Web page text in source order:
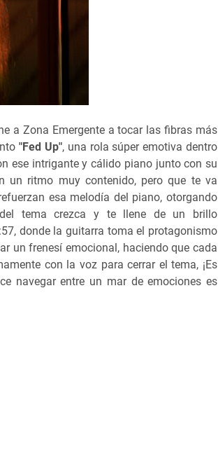
a Zona Emergente a tocar las fibras más
"Fed Up", una rola súper emotiva dentro
ese intrigante y cálido piano junto con su
un ritmo muy contenido, pero que te va
esa melodía del piano, otorgando
tema crezca y te llene de un brillo
donde la guitarra toma el protagonismo
un frenesí emocional, haciendo que cada
con la voz para cerrar el tema, ¡Es
navegar entre un mar de emociones es